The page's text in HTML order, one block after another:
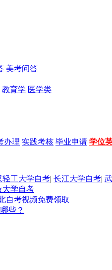
美考问答
教育学 医学类
办理 实践考核 毕业申请 学位
轻工大学自考| 长江大学自考|
大学自考
些？